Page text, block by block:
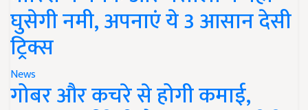
घुसेगी नमी, अपनाएं ये 3 आसान देसी
ट्रिक्स
News
गोबर और कचरे से होगी कमाई,